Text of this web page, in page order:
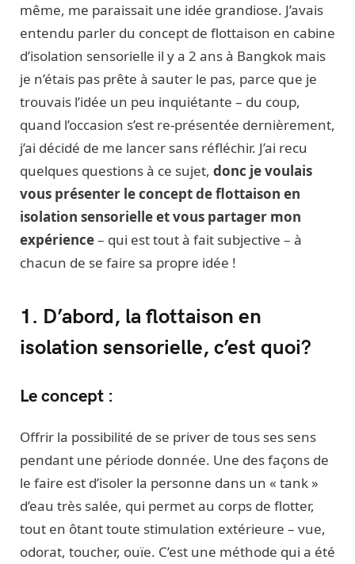
même, me paraissait une idée grandiose. J’avais
entendu parler du concept de flottaison en cabine
d’isolation sensorielle il y a 2 ans à Bangkok mais
je n’étais pas prête à sauter le pas, parce que je
trouvais l’idée un peu inquiétante – du coup,
quand l’occasion s’est re-présentée dernièrement,
j’ai décidé de me lancer sans réfléchir. J’ai recu
quelques questions à ce sujet, donc je voulais
vous présenter le concept de flottaison en
isolation sensorielle et vous partager mon
expérience– qui est tout à fait subjective – à
chacun de se faire sa propre idée !
1. D’abord, la flottaison en
isolation sensorielle, c’est quoi?
Le concept :
Offrir la possibilité de se priver de tous ses sens
pendant une période donnée. Une des façons de
le faire est d’isoler la personne dans un « tank »
d’eau très salée, qui permet au corps de flotter,
tout en ôtant toute stimulation extérieure – vue,
odorat, toucher, ouïe. C’est une méthode qui a été